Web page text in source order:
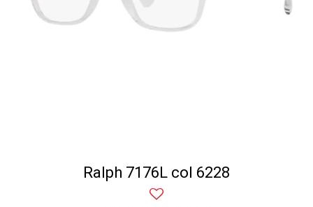
Ralph 7176L col 6228